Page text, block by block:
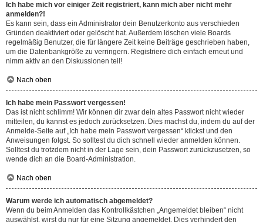
Ich habe mich vor einiger Zeit registriert, kann mich aber nicht mehr
anmelden?!
Es kann sein, dass ein Administrator dein Benutzerkonto aus verschieden
Gründen deaktiviert oder gelöscht hat. Außerdem löschen viele Boards
regelmäßig Benutzer, die für längere Zeit keine Beiträge geschrieben haben,
um die Datenbankgröße zu verringern. Registriere dich einfach erneut und
nimm aktiv an den Diskussionen teil!
Nach oben
Ich habe mein Passwort vergessen!
Das ist nicht schlimm! Wir können dir zwar dein altes Passwort nicht wieder
mitteilen, du kannst es jedoch zurücksetzen. Dies machst du, indem du auf der
Anmelde-Seite auf „Ich habe mein Passwort vergessen“ klickst und den
Anweisungen folgst. So solltest du dich schnell wieder anmelden können.
Solltest du trotzdem nicht in der Lage sein, dein Passwort zurückzusetzen, so
wende dich an die Board-Administration.
Nach oben
Warum werde ich automatisch abgemeldet?
Wenn du beim Anmelden das Kontrollkästchen „Angemeldet bleiben“ nicht
auswählst, wirst du nur für eine Sitzung angemeldet. Dies verhindert den